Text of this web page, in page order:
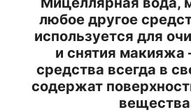
любое другое
используется для
и снятия макияжа
средства всегда в
содержат